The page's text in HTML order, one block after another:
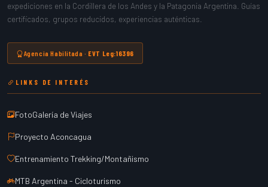
expediciones en la Cordillera de los Andes y la Patagonia Argentina. Guías
certificados, grupos reducidos, experiencias auténticas.
Agencia Habilitada · EVT Leg:16396
LINKS DE INTERÉS
FotoGalería de Viajes
Proyecto Aconcagua
Entrenamiento Trekking/Montañismo
MTB Argentina - Cicloturismo